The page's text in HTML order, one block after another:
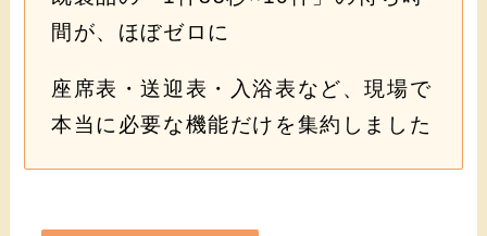
間が、ほぼゼロに
座席表・送迎表・入浴表など、現場で
本当に必要な機能だけを集約しました